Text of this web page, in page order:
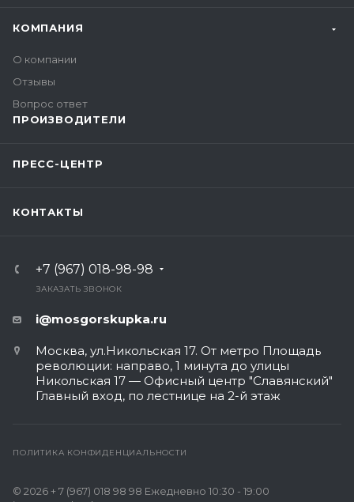
КОМПАНИЯ
О компании
Отзывы
Вопрос ответ
ПРОИЗВОДИТЕЛИ
ПРЕСС-ЦЕНТР
КОНТАКТЫ
+7 (967) 018-98-98
ЗАКАЗАТЬ ЗВОНОК
i@mosgorskupka.ru
Москва, ул.Никольская 17. От метро Площадь
революции: направо, 1 минута до улицы
Никольская 17 — Офисный центр "Славянский"
Главный вход, по лестнице на 2-й этаж
ПОЛИТИКА КОНФИДЕНЦИАЛЬНОСТИ
© 2026 + 7 (967) 018 98 98 Ежедневно 10:30 - 19:00